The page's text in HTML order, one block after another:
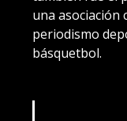
una asociación
periodismo
básquetbol.